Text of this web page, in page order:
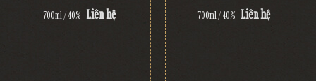
700ml / 40% Liên hệ 700ml / 40% Liên hệ